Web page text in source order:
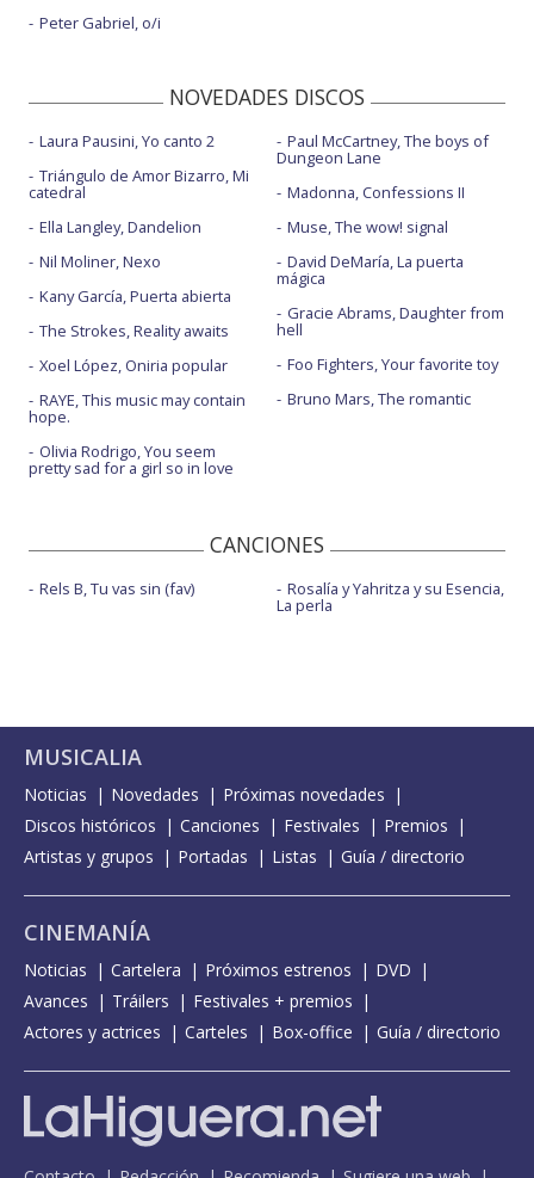
Peter Gabriel, o/i
NOVEDADES DISCOS
Laura Pausini, Yo canto 2
Triángulo de Amor Bizarro, Mi
catedral
Ella Langley, Dandelion
Nil Moliner, Nexo
Kany García, Puerta abierta
The Strokes, Reality awaits
Xoel López, Oniria popular
RAYE, This music may contain
hope.
Olivia Rodrigo, You seem
pretty sad for a girl so in love
Paul McCartney, The boys of
Dungeon Lane
Madonna, Confessions II
Muse, The wow! signal
David DeMaría, La puerta
mágica
Gracie Abrams, Daughter from
hell
Foo Fighters, Your favorite toy
Bruno Mars, The romantic
CANCIONES
Rels B, Tu vas sin (fav) Rosalía y Yahritza y su Esencia,
La perla
MUSICALIA
Noticias Novedades
Próximas novedades
Discos históricos
Canciones Festivales
Premios
Artistas y grupos
Portadas Listas Guía / directorio
CINEMANÍA
Noticias Cartelera Próximos estrenos
DVD
Avances
Tráilers
Festivales + premios
Actores y actrices
Carteles Box-office Guía / directorio